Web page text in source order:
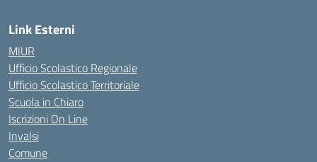
Link Esterni
MIUR
Ufficio Scolastico Regionale
Ufficio Scolastico Territoriale
Scuola in Chiaro
Iscrizioni On Line
Invalsi
Comune